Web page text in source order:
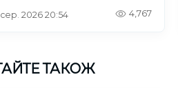
2026 20:54 4,767
ТАКОЖ